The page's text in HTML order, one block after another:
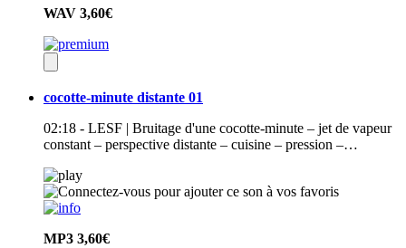
WAV 3,60€
cocotte-minute distante 01
02:18 - LESF | Bruitage d'une cocotte-minute – jet de vapeur
constant – perspective distante – cuisine – pression –…
MP3 3,60€